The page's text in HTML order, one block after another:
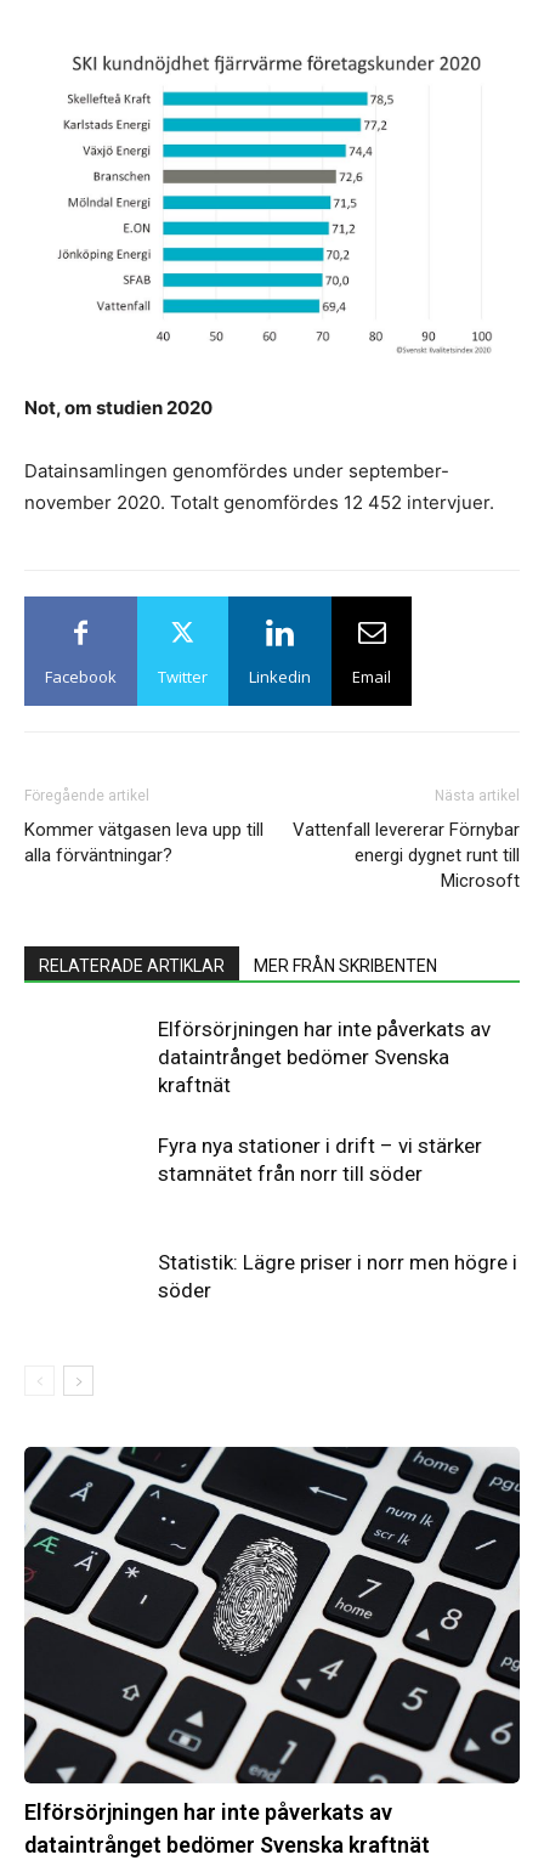
Not, om studien 2020
Datainsamlingen genomfördes under september-
november 2020. Totalt genomfördes 12 452 intervjuer.
Facebook Twitter Linkedin Email
Föregående artikel
Kommer vätgasen leva upp till
alla förväntningar?
Nästa artikel
Vattenfall levererar Förnybar
energi dygnet runt till
Microsoft
RELATERADE ARTIKLAR MER FRÅN SKRIBENTEN
Elförsörjningen har inte påverkats av
dataintrånget bedömer Svenska
kraftnät
Fyra nya stationer i drift – vi stärker
stamnätet från norr till söder
Statistik: Lägre priser i norr men högre i
söder
Elförsörjningen
har
inte
påverkats
av
dataintrånget
bedömer
kraftnät
Elförsörjningen har inte påverkats av
dataintrånget bedömer Svenska kraftnät